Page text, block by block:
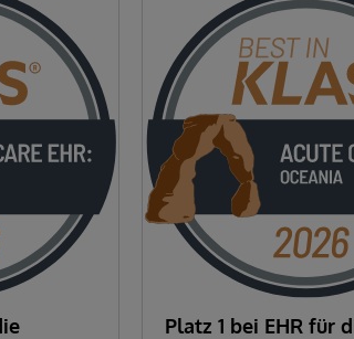
Platz 1 bei EHR für